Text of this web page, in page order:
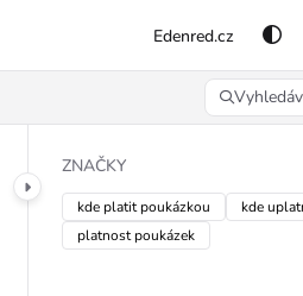
Edenred.cz
Press
ZNAČKY
kde platit poukázkou
kde
platnost poukázek